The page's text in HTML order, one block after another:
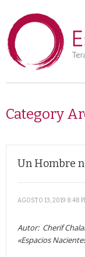
Category
Un Hombre
AGOSTO 13, 2019 8:48
Autor: Cherif
«Espacios